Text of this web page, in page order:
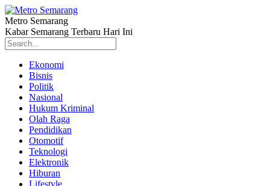
Metro Semarang
Kabar Semarang Terbaru Hari Ini
Ekonomi
Bisnis
Politik
Nasional
Hukum Kriminal
Olah Raga
Pendidikan
Otomotif
Teknologi
Elektronik
Hiburan
Lifestyle